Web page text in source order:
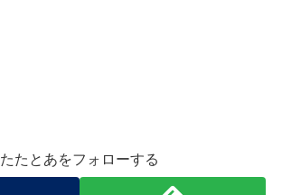
たたとあをフォローする